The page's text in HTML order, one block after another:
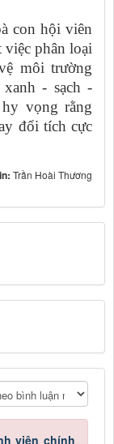
con hội viên
việc phân loại
môi trường
- sạch -
vọng rằng
đổi tích cực
Trần Hoài Thương
viên chính